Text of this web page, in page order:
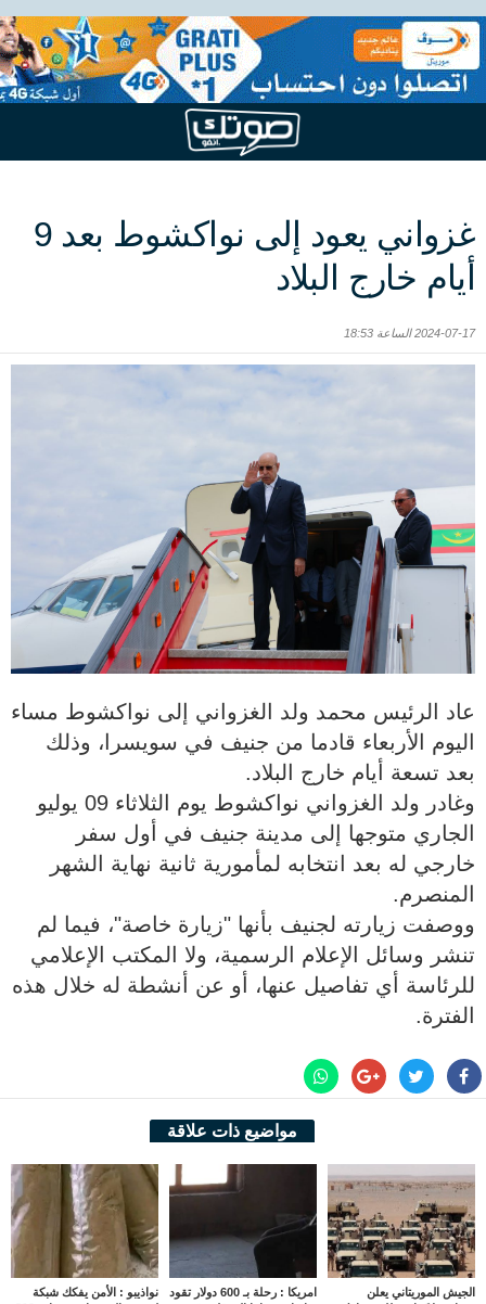
غزواني يعود إلى نواكشوط بعد 9
أيام خارج البلاد
2024-07-17 الساعة 18:53
عاد الرئيس محمد ولد الغزواني إلى نواكشوط مساء
اليوم الأربعاء قادما من جنيف في سويسرا، وذلك
بعد تسعة أيام خارج البلاد.
وغادر ولد الغزواني نواكشوط يوم الثلاثاء 09 يوليو
الجاري متوجها إلى مدينة جنيف في أول سفر
خارجي له بعد انتخابه لمأمورية ثانية نهاية الشهر
المنصرم.
ووصفت زيارته لجنيف بأنها "زيارة خاصة"، فيما لم
تنشر وسائل الإعلام الرسمية، ولا المكتب الإعلامي
للرئاسة أي تفاصيل عنها، أو عن أنشطة له خلال هذه
الفترة.
مواضيع ذات علاقة
الجيش الموريتاني يعلن
امريكا : رحلة بـ 600 دولار تقود
نواذيبو : الأمن يفكك شبكة